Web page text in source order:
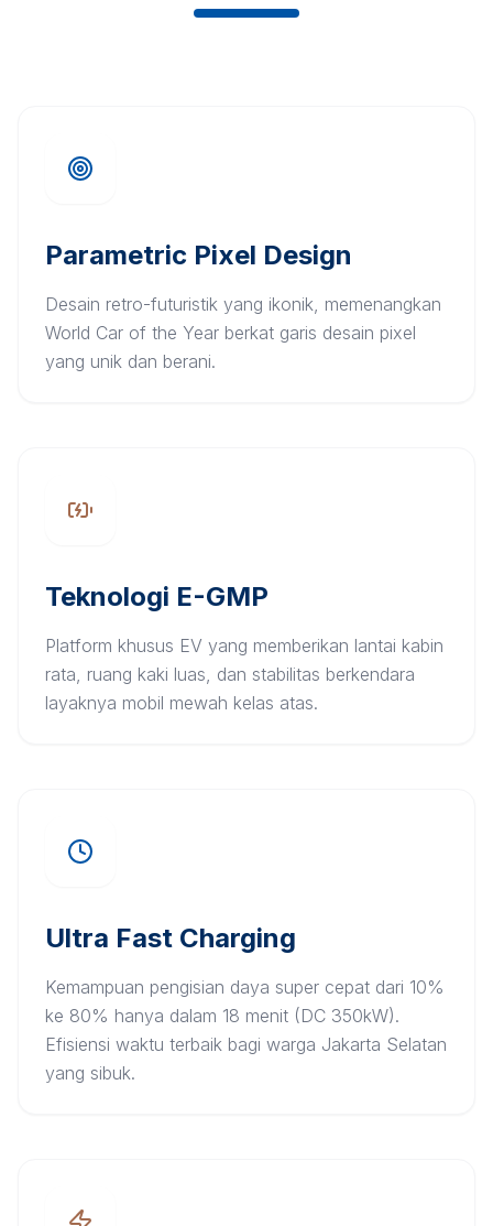
Parametric Pixel Design
Desain retro-futuristik yang ikonik, memenangkan
World Car of the Year berkat garis desain pixel
yang unik dan berani.
Teknologi E-GMP
Platform khusus EV yang memberikan lantai kabin
rata, ruang kaki luas, dan stabilitas berkendara
layaknya mobil mewah kelas atas.
Ultra Fast Charging
Kemampuan pengisian daya super cepat dari 10%
ke 80% hanya dalam 18 menit (DC 350kW).
Efisiensi waktu terbaik bagi warga Jakarta Selatan
yang sibuk.